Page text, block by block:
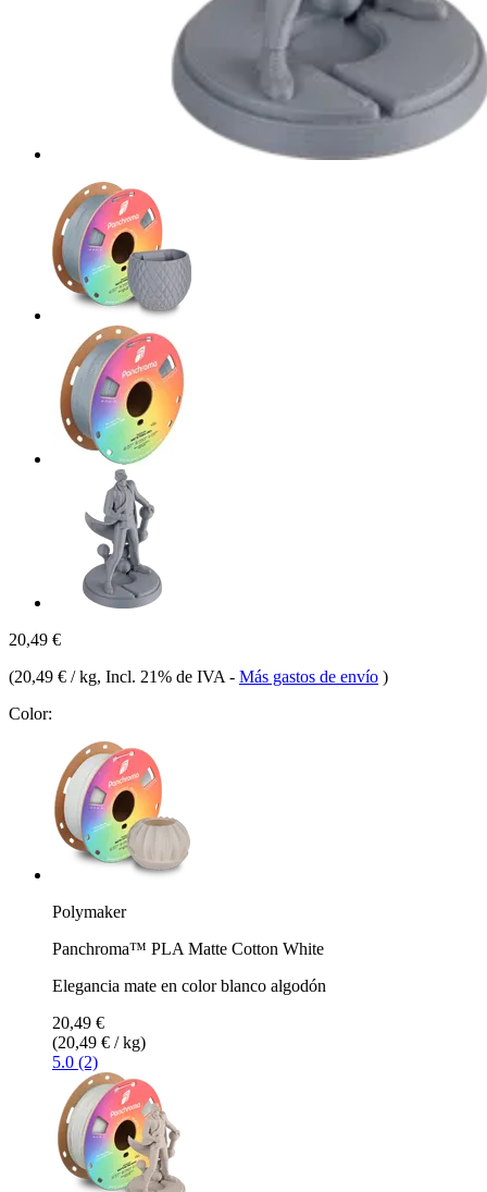
20,49 €
(20,49 € / kg, Incl. 21% de IVA - Más gastos de envío )
Color:
Polymaker
Panchroma™ PLA Matte Cotton White
Elegancia mate en color blanco algodón
20,49 €
(20,49 € / kg)
5.0 (2)